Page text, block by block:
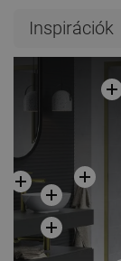
Inspirációk